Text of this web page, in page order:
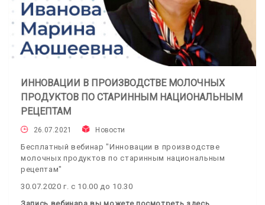
ИННОВАЦИИ В ПРОИЗВОДСТВЕ МОЛОЧНЫХ
ПРОДУКТОВ ПО СТАРИННЫМ НАЦИОНАЛЬНЫМ
РЕЦЕПТАМ
26.07.2021 Новости
Бесплатный вебинар "Инновации в производстве
молочных продуктов по старинным национальным
рецептам"
30.07.2020 г. с 10.00 до 10.30